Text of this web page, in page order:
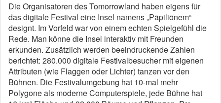
Die Organisatoren des Tomorrowland haben eigens für
das digitale Festival eine Insel namens „Pāpiliōnem“
designt. Im Vorfeld war von einem echten Spielgefühl die
Rede. Man könne die Insel interaktiv mit Freunden
erkunden. Zusätzlich werden beeindruckende Zahlen
berichtet: 280.000 digitale Festivalbesucher mit eigenen
Attributen (wie Flaggen oder Lichter) tanzen vor den
Bühnen. Die Festivalumgebung hat 10-mal mehr
Polygone als moderne Computerspiele, jede Bühne hat